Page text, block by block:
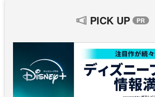
PICK UP